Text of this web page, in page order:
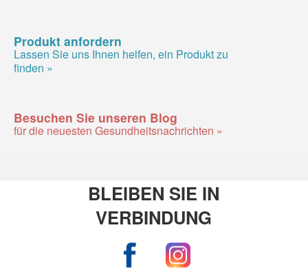
Produkt anfordern
Lassen Sie uns Ihnen helfen, ein Produkt zu
finden »
Besuchen Sie unseren Blog
für die neuesten Gesundheitsnachrichten »
BLEIBEN SIE IN
VERBINDUNG